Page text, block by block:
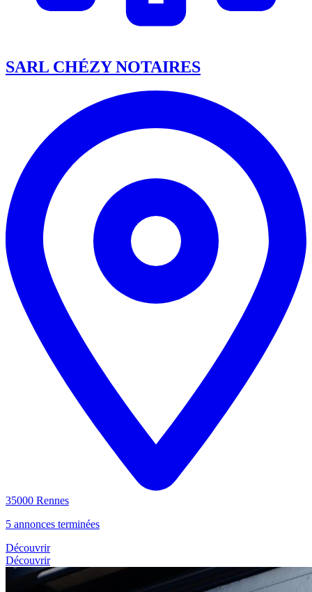
SARL CHÉZY NOTAIRES
35000 Rennes
5 annonces terminées
Découvrir
Découvrir